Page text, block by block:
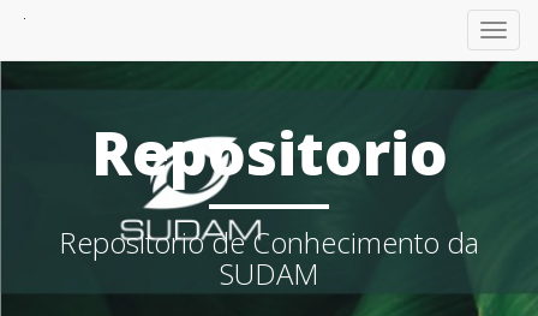
Repositorio
Repositorio de Conhecimento da
SUDAM